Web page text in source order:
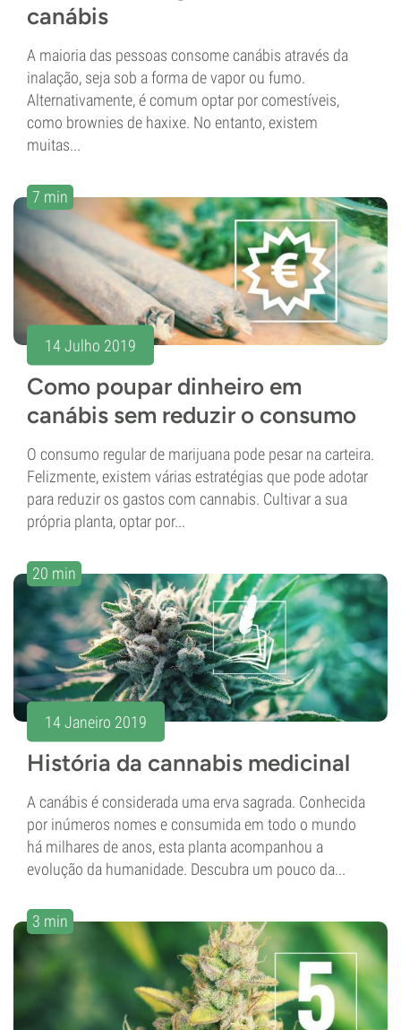
canábis
A maioria das pessoas consome canábis através da
inalação, seja sob a forma de vapor ou fumo.
Alternativamente, é comum optar por comestíveis,
como brownies de haxixe. No entanto, existem
muitas...
7 min
14 Julho 2019
Como poupar dinheiro em
canábis sem reduzir o consumo
O consumo regular de marijuana pode pesar na carteira.
Felizmente, existem várias estratégias que pode adotar
para reduzir os gastos com cannabis. Cultivar a sua
própria planta, optar por...
20 min
14 Janeiro 2019
História da cannabis medicinal
A canábis é considerada uma erva sagrada. Conhecida
por inúmeros nomes e consumida em todo o mundo
há milhares de anos, esta planta acompanhou a
evolução da humanidade. Descubra um pouco da...
3 min